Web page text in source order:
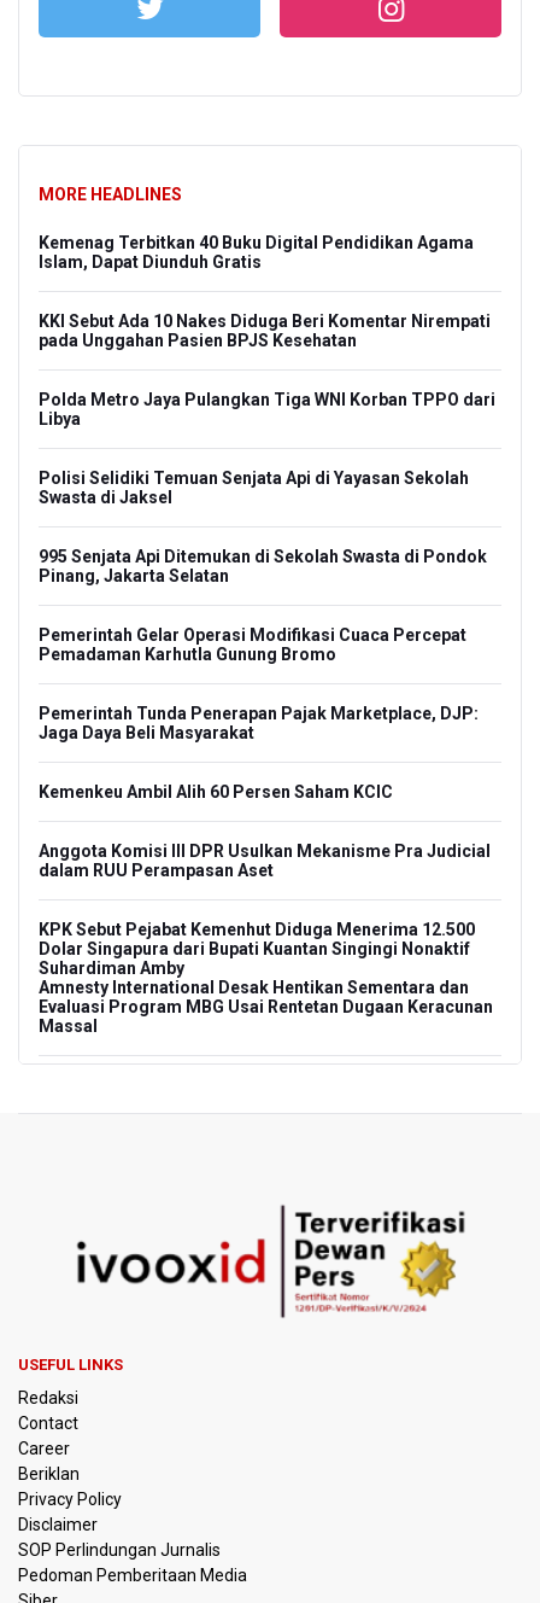
MORE HEADLINES
Kemenag Terbitkan 40 Buku Digital Pendidikan Agama
Islam, Dapat Diunduh Gratis
KKI Sebut Ada 10 Nakes Diduga Beri Komentar Nirempati
pada Unggahan Pasien BPJS Kesehatan
Polda Metro Jaya Pulangkan Tiga WNI Korban TPPO dari
Libya
Polisi Selidiki Temuan Senjata Api di Yayasan Sekolah
Swasta di Jaksel
995 Senjata Api Ditemukan di Sekolah Swasta di Pondok
Pinang, Jakarta Selatan
Pemerintah Gelar Operasi Modifikasi Cuaca Percepat
Pemadaman Karhutla Gunung Bromo
Pemerintah Tunda Penerapan Pajak Marketplace, DJP:
Jaga Daya Beli Masyarakat
Kemenkeu Ambil Alih 60 Persen Saham KCIC
Anggota Komisi III DPR Usulkan Mekanisme Pra Judicial
dalam RUU Perampasan Aset
KPK Sebut Pejabat Kemenhut Diduga Menerima 12.500
Dolar Singapura dari Bupati Kuantan Singingi Nonaktif
Suhardiman Amby
Amnesty International Desak Hentikan Sementara dan
Evaluasi Program MBG Usai Rentetan Dugaan Keracunan
Massal
DPR Pastikan Tak Ada Surpres Pergantian Kapolri
Pemerintah Tambah Penempatan Dana SAL di Himbara
OJK Wajibkan Pindar Serahkan Data Transaksi
di Srikandi Merdeka Cup 2026
Aldila dan Janice Berlaga di Sektor Ganda WTA 1000
Toronto dengan Partner Berbeda
Ramai di Media Sosial Soal Rehat Waktu 48 Jam Menuju
USEFUL LINKS
Redaksi
Contact
Career
Beriklan
Privacy Policy
Disclaimer
SOP Perlindungan Jurnalis
Pedoman Pemberitaan Media